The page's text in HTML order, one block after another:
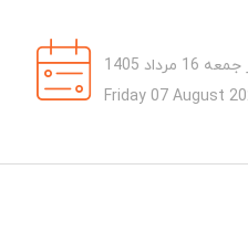
مرداد 1405
Friday 07 August